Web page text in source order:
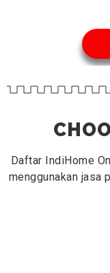
Daftar IndiHome
menggunakan jasa